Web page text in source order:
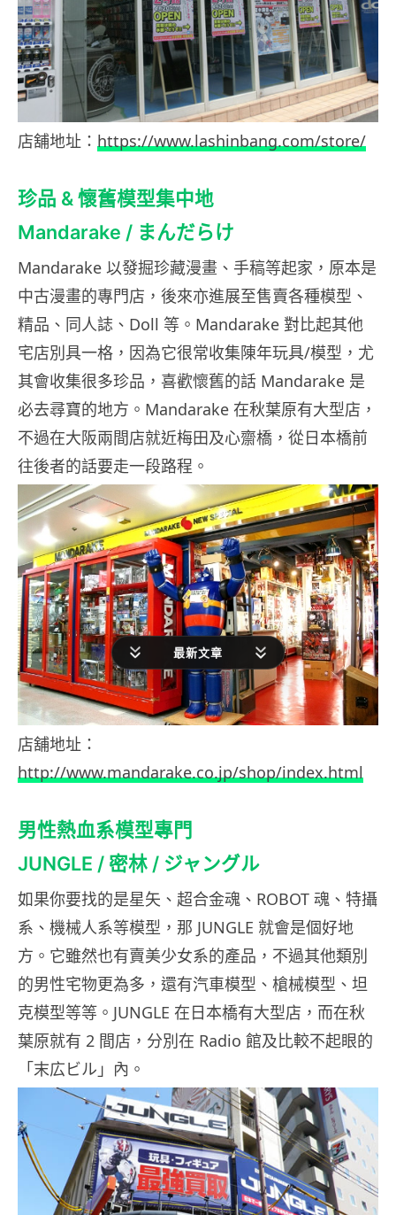
店舖地址： https://www.lashinbang.com/store/
珍品 & 懷舊模型集中地
Mandarake / まんだらけ
Mandarake 以發掘珍藏漫畫、手稿等起家，原本是
中古漫畫的專門店，後來亦進展至售賣各種模型、
精品、同人誌、Doll 等。Mandarake 對比起其他
宅店別具一格，因為它很常收集陳年玩具/模型，尤
其會收集很多珍品，喜歡懷舊的話 Mandarake 是
必去尋寶的地方。Mandarake 在秋葉原有大型店，
不過在大阪兩間店就近梅田及心齋橋，從日本橋前
往後者的話要走一段路程。
店舖地址：
http://www.mandarake.co.jp/shop/index.html
男性熱血系模型專門
JUNGLE / 密林 / ジャングル
如果你要找的是星矢、超合金魂、ROBOT 魂、特攝
系、機械人系等模型，那 JUNGLE 就會是個好地
方。它雖然也有賣美少女系的產品，不過其他類別
的男性宅物更為多，還有汽車模型、槍械模型、坦
克模型等等。JUNGLE 在日本橋有大型店，而在秋
葉原就有 2 間店，分別在 Radio 館及比較不起眼的
「末広ビル」內。
最新文章